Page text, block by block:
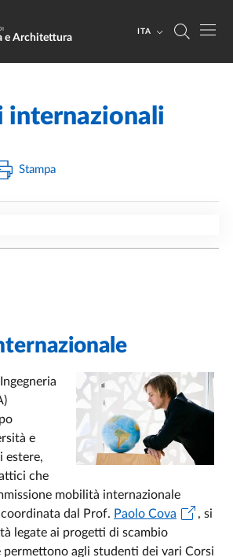
e Architettura
ITA
internazionali
Stampa
e
estere,
che
mobilità internazionale
dal Prof. Paolo Cova
, si
legate ai progetti di scambio
permettono agli studenti dei vari Corsi